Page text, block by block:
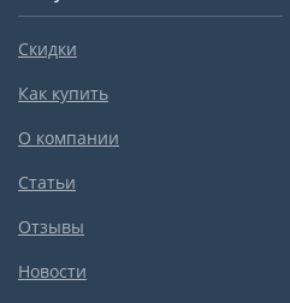
Скидки
Как купить
О компании
Статьи
Отзывы
Новости